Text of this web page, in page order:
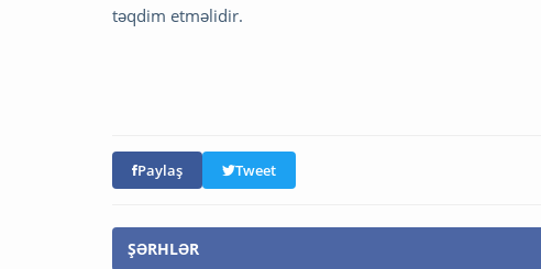
təqdim etməlidir.
Paylaş Tweet
ŞƏRHLƏR